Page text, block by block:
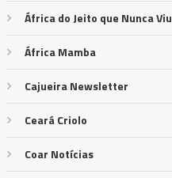
África do Jeito que Nunca Viu
África Mamba
Cajueira Newsletter
Ceará Criolo
Coar Notícias